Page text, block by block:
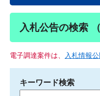
入札公告の検索
電子調達案件は、 入札情報
キーワード検索